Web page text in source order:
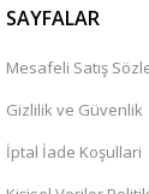
SAYFALAR
Mesafeli Satış
Gizlilik ve Güvenlik
İptal İade Koşullari